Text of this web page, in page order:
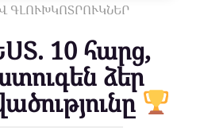
ԳԼՈՒԽԿՈՏՐՈՒԿՆԵՐ
10 հարց,
ձեր